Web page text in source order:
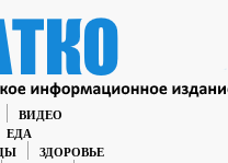
ВИДЕО
ЕДА
ЗДОРОВЬЕ